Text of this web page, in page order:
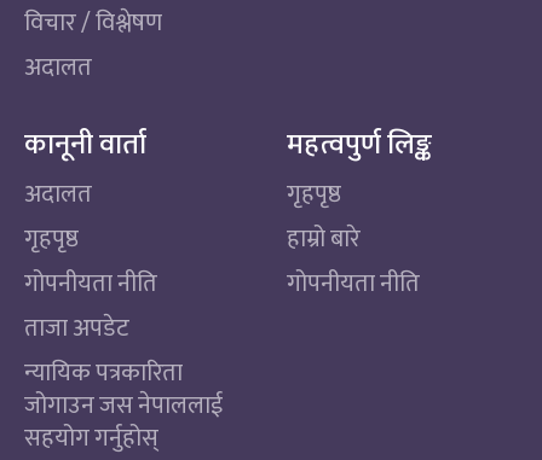
विचार / विश्लेषण
अदालत
कानूनी वार्ता
अदालत
गृहपृष्ठ
गोपनीयता नीति
ताजा अपडेट
न्यायिक पत्रकारिता
जोगाउन जस नेपाललाई
सहयोग गर्नुहोस्
महत्वपुर्ण लिङ्क
गृहपृष्ठ
हाम्रो बारे
गोपनीयता नीति